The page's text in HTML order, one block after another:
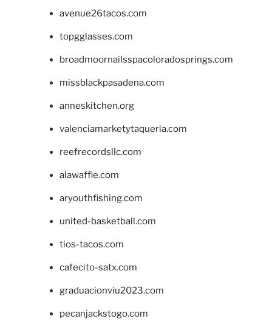
avenue26tacos.com
topgglasses.com
broadmoornailsspacoloradosprings.com
missblackpasadena.com
anneskitchen.org
valenciamarketytaqueria.com
reefrecordsllc.com
alawaffle.com
aryouthfishing.com
united-basketball.com
tios-tacos.com
cafecito-satx.com
graduacionviu2023.com
pecanjackstogo.com